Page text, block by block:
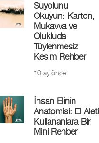
Suyolunu
Okuyun: Karton,
Mukavva ve
Olukluda
Tüylenmesiz
Kesim Rehberi
10 ay önce
İnsan Elinin
Anatomisi: El Aleti
Kullananlara Bir
Mini Rehber